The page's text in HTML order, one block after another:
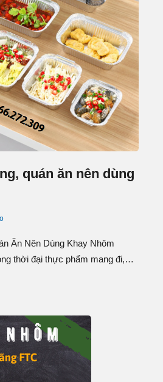
quán ăn nên dùng
Ăn Nên Dùng Khay Nhôm
thời đại thực phẩm mang đi,…